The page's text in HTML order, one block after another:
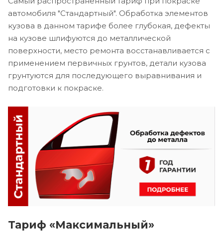
автомобиля "Стандартный". Обработка элементов
кузова в данном тарифе более глубокая, дефекты
на кузове шлифуются до металлической
поверхности, место ремонта восстанавливается с
применением первичных грунтов, детали кузова
грунтуются для последующего выравнивания и
подготовки к покраске.
Тариф «Максимальный»